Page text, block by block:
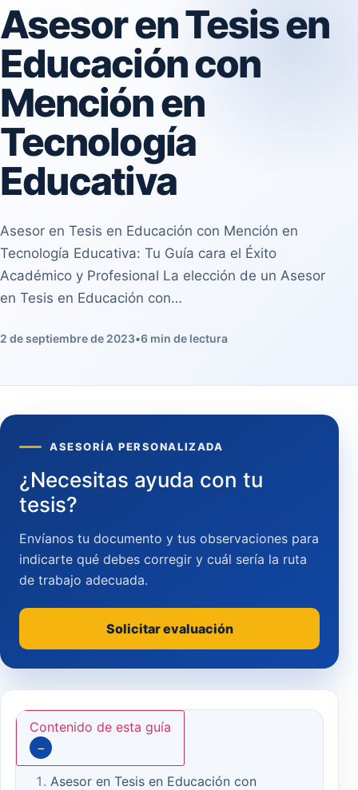
Asesor en Tesis en
Educación con
Mención en
Tecnología
Educativa
Asesor en Tesis en Educación con Mención en
Tecnología Educativa: Tu Guía cara el Éxito
Académico y Profesional La elección de un Asesor
en Tesis en Educación con…
2 de septiembre de 2023•6 min de lectura
Contenido de esta guía
−
Asesor en Tesis en Educación con
ASESORÍA PERSONALIZADA
¿Necesitas ayuda con tu
tesis?
Envíanos tu documento y tus observaciones para
indicarte qué debes corregir y cuál sería la ruta
de trabajo adecuada.
Solicitar evaluación